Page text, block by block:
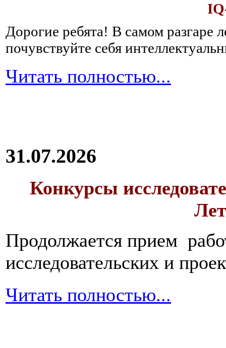
Дорогие ребята! В самом разгаре
почувствуйте себя
Читать полностью...
31.07.2026
Конкурсы
Продолжается прием
исследовательских и
Читать полностью...